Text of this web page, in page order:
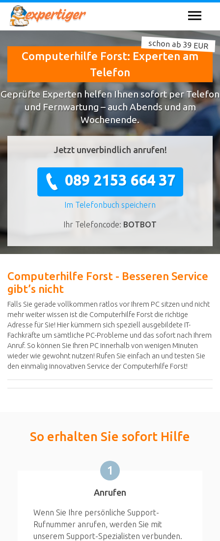
Computerhilfe Forst: Experten am
Telefon
schon ab 39 EUR
Geprüfte Experten helfen Ihnen sofort per Telefon
und Fernwartung – auch Abends und am
Wochenende.
Jetzt unverbindlich anrufen!
089 2153 664 37
Im Telefonbuch speichern
Ihr Telefoncode: BOTBOT
Computerhilfe Forst - Besseren Service
gibt’s nicht
Falls Sie gerade vollkommen ratlos vor Ihrem PC sitzen und nicht
mehr weiter wissen ist die Computerhilfe Forst die richtige
Adresse für Sie! Hier kümmern sich speziell ausgebildete IT-
Fachkräfte um sämtliche PC-Probleme und das sofort nach Ihrem
Anruf. So können Sie Ihren PC innerhalb von wenigen Minuten
wieder wie gewohnt nutzen! Rufen Sie einfach an und testen Sie
den einmalig innovativen Service der Computerhilfe Forst!
So erhalten Sie sofort Hilfe
1
Anrufen
Wenn Sie Ihre persönliche Support-
Rufnummer anrufen, werden Sie mit
unserem Support-Spezialisten verbunden.